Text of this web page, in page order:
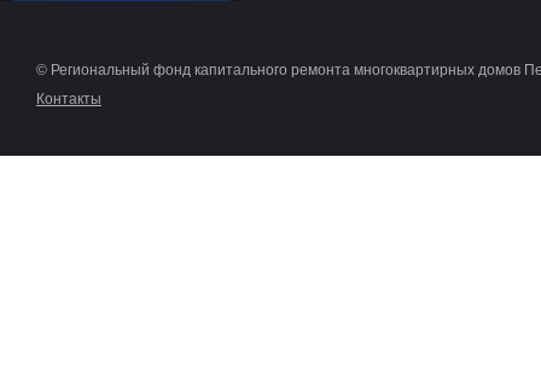
© Региональный фонд капитального ремонта многоквартирных домов
Контакты